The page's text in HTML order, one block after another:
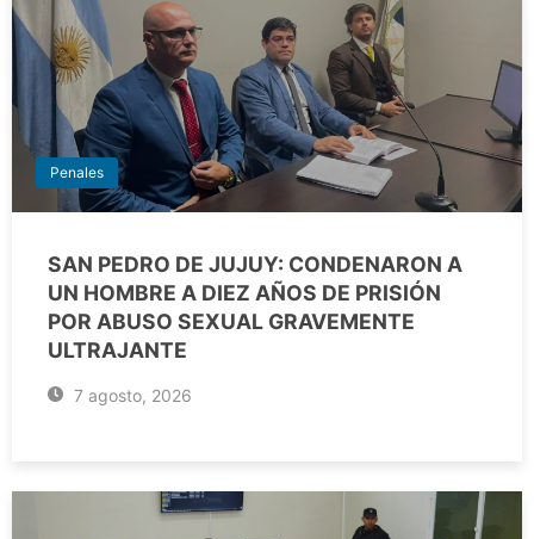
Penales
SAN PEDRO DE JUJUY: CONDENARON A
UN HOMBRE A DIEZ AÑOS DE PRISIÓN
POR ABUSO SEXUAL GRAVEMENTE
ULTRAJANTE
7 agosto, 2026